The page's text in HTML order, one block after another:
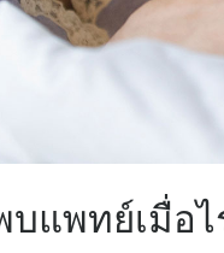
แพทย์เมื่อไ